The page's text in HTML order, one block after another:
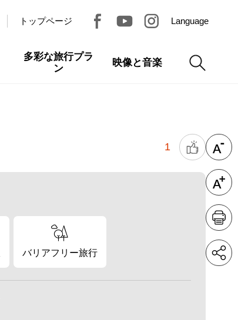
トップページ Language
多彩な旅行プラ
ン
映像と音楽
1
バリアフリー旅行